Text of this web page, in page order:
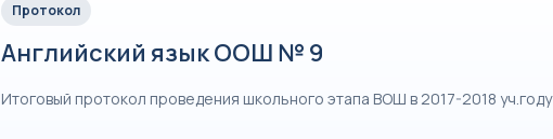
Протокол
Английский язык ООШ № 9
Итоговый протокол проведения школьного этапа ВОШ в 2017-2018 уч.году